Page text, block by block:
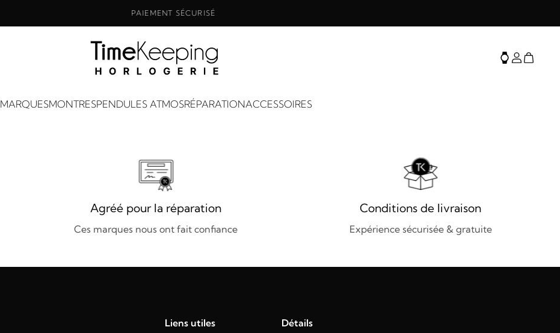
PAIEMENT SÉCURISÉ
MARQUESMONTRESPENDULES ATMOSRÉPARATIONACCESSOIRES
Agréé pour la réparation
Ces marques nous ont fait confiance
Conditions de livraison
Expérience sécurisée & gratuite
Liens utiles Détails